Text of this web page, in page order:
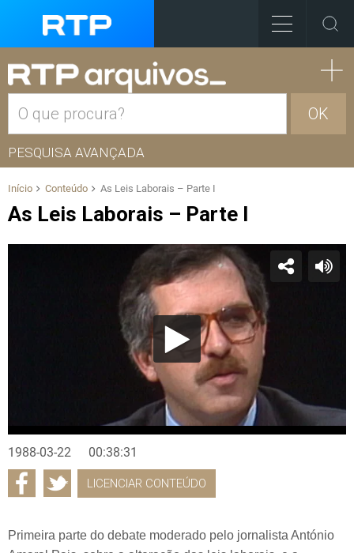
OK
PESQUISA AVANÇADA
Início Conteúdo As Leis Laborais – Parte I
As Leis Laborais – Parte I
1988-03-22 00:38:31
LICENCIAR CONTEÚDO
Primeira parte do debate moderado pelo jornalista António